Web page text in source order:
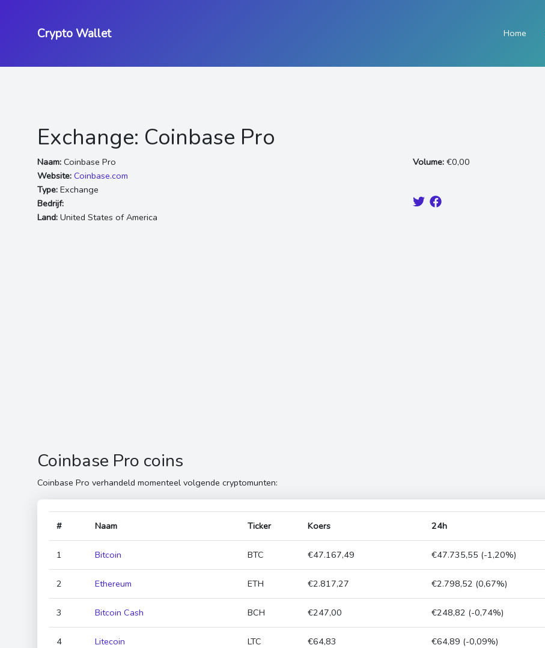
Crypto Wallet Home
Exchange: Coinbase Pro
Naam: Coinbase Pro
Website: Coinbase.com
Type: Exchange
Bedrijf:
Land: United States of America
Volume: €0,00
Coinbase Pro coins
Coinbase Pro verhandeld momenteel volgende cryptomunten:
# Naam Ticker Koers 24h
1 Bitcoin BTC €47.167,49 €47.735,55 (-1,20%)
2 Ethereum ETH €2.817,27 €2.798,52 (0,67%)
3 Bitcoin Cash BCH €247,00 €248,82 (-0,74%)
4 Litecoin LTC €64,83 €64,89 (-0,09%)